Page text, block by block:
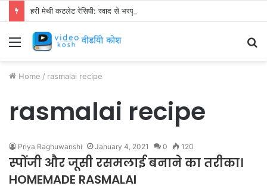
हरी मेथी कटलेट रेसिपी: स्वाद से भरपूर और स्वस्थ नाश्ता बनाएं!
Menu
Home / rasmalai recipe
rasmalai recipe
Priya Raghuwanshi January 4, 2021 0 120
स्पोंजी और जूसी रसमलाई बनाने का तरीका।
HOMEMADE RASMALAI